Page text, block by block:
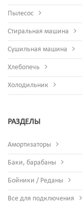
Пылесос
Стиральная машина
Сушильная машина
Хлебопечь
Холодильник
РАЗДЕЛЫ
Амортизаторы
Баки, барабаны
Бойники / Реданы
Все для подключения